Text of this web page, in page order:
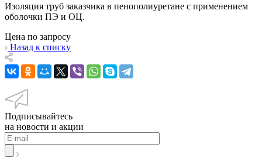
Изоляция труб заказчика в пенополиуретане с применением
оболочки ПЭ и ОЦ.
Цена по запросу
Назад к списку
Подписывайтесь
на новости и акции